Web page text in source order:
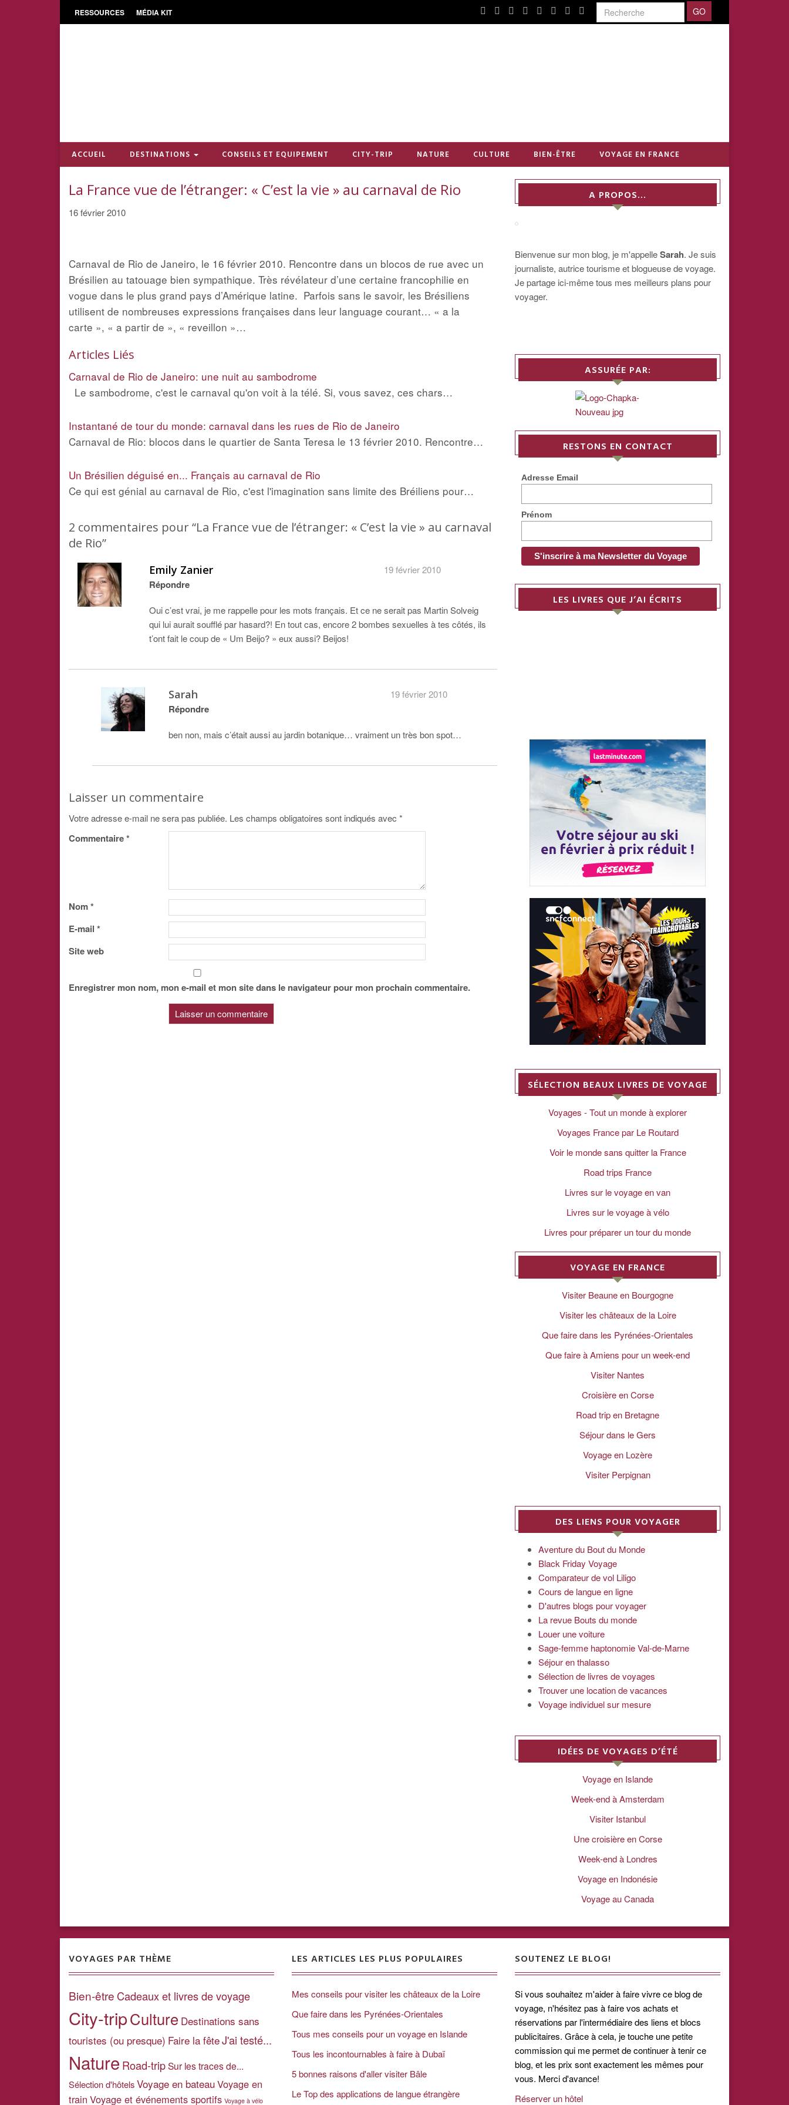
RESSOURCES MÉDIA KIT
ACCUEIL DESTINATIONS CONSEILS ET EQUIPEMENT CITY-TRIP NATURE CULTURE BIEN-ÊTRE VOYAGE EN FRANCE
La France vue de l’étranger: « C’est la vie » au carnaval de Rio
16 février 2010
Carnaval de Rio de Janeiro, le 16 février 2010. Rencontre dans un blocos de rue avec un
Brésilien au tatouage bien sympathique. Très révélateur d’une certaine francophilie en
vogue dans le plus grand pays d’Amérique latine. Parfois sans le savoir, les Brésiliens
utilisent de nombreuses expressions françaises dans leur language courant… « a la
carte », « a partir de », « reveillon »…
Articles Liés
Carnaval de Rio de Janeiro: une nuit au sambodrome
Le sambodrome, c'est le carnaval qu'on voit à la télé. Si, vous savez, ces chars…
Instantané de tour du monde: carnaval dans les rues de Rio de Janeiro
Carnaval de Rio: blocos dans le quartier de Santa Teresa le 13 février 2010. Rencontre…
Un Brésilien déguisé en... Français au carnaval de Rio
Ce qui est génial au carnaval de Rio, c'est l'imagination sans limite des Bréiliens pour…
2 commentaires pour “La France vue de l’étranger: « C’est la vie » au carnaval
de Rio”
Emily Zanier
Répondre
19 février 2010
Oui c’est vrai, je me rappelle pour les mots français. Et ce ne serait pas Martin Solveig
qui lui aurait soufflé par hasard?! En tout cas, encore 2 bombes sexuelles à tes côtés, ils
t’ont fait le coup de « Um Beijo? » eux aussi? Beijos!
Sarah
Répondre
19 février 2010
ben non, mais c’était aussi au jardin botanique… vraiment un très bon spot…
Laisser un commentaire
Votre adresse e-mail ne sera pas publiée. Les champs obligatoires sont indiqués avec *
Commentaire*
Nom*
E-mail *
Site web
Enregistrer mon nom, mon e-mail et mon site dans le navigateur pour mon prochain commentaire.
A PROPOS…
Bienvenue sur mon blog, je m'appelleSarah. Je suis
journaliste, autrice tourisme et blogueuse de voyage.
Je partage ici-même tous mes meilleurs plans pour
voyager.
ASSURÉE PAR:
RESTONS EN CONTACT
Adresse Email
Prénom
LES LIVRES QUE J’AI ÉCRITS
SÉLECTION BEAUX LIVRES DE VOYAGE
Voyages - Tout un monde à explorer
Voyages France par Le Routard
Voir le monde sans quitter la France
Road trips France
Livres sur le voyage en van
Livres sur le voyage à vélo
Livres pour préparer un tour du monde
VOYAGE EN FRANCE
Visiter Beaune en Bourgogne
Visiter les châteaux de la Loire
Que faire dans les Pyrénées-Orientales
Que faire à Amiens pour un week-end
Visiter Nantes
Croisière en Corse
Road trip en Bretagne
Séjour dans le Gers
Voyage en Lozère
Visiter Perpignan
DES LIENS POUR VOYAGER
Aventure du Bout du Monde
Black Friday Voyage
Comparateur de vol Liligo
Cours de langue en ligne
D'autres blogs pour voyager
La revue Bouts du monde
Louer une voiture
Sage-femme haptonomie Val-de-Marne
Séjour en thalasso
Sélection de livres de voyages
Trouver une location de vacances
Voyage individuel sur mesure
IDÉES DE VOYAGES D’ÉTÉ
Voyage en Islande
Week-end à Amsterdam
Visiter Istanbul
Une croisière en Corse
Week-end à Londres
Voyage en Indonésie
Voyage au Canada
VOYAGES PAR THÈME
Bien-être Cadeaux et livres de voyage
City-tripCulture Destinations sans
touristes (ou presque) Faire la fêteJ'ai testé...
Nature Road-tripSur les traces de...
Sélection d'hôtelsVoyage en bateauVoyage en
train Voyage et événements sportifs Voyage à vélo
LES ARTICLES LES PLUS POPULAIRES
Mes conseils pour visiter les châteaux de la Loire
Que faire dans les Pyrénées-Orientales
Tous mes conseils pour un voyage en Islande
Tous les incontournables à faire à Dubaï
5 bonnes raisons d'aller visiter Bâle
Le Top des applications de langue étrangère
SOUTENEZ LE BLOG!
Si vous souhaitez m'aider à faire vivre ce blog de
voyage, n'hésitez pas à faire vos achats et
réservations par l'intermédiaire des liens et blocs
publicitaires. Grâce à cela, je touche une petite
commission qui me permet de continuer à tenir ce
blog, et les prix sont exactement les mêmes pour
vous. Merci d'avance!
Réserver un hôtel